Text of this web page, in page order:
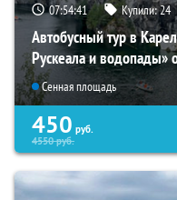
07:54:40 Купили:24
Автобусный тур в
Рускеала и водопады»
Сенная площадь
450 руб.
4550руб.